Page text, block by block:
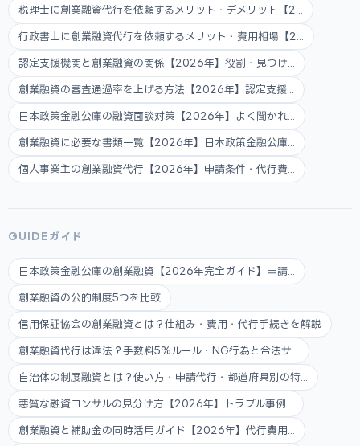
税理士に創業融資代行を依頼するメリット・デメリット【2...
行政書士に創業融資代行を依頼するメリット・費用相場【2...
認定支援機関と創業融資の関係【2026年】役割・見つけ...
創業融資の審査通過率を上げる方法【2026年】認定支援...
日本政策金融公庫の融資面談対策【2026年】よく聞かれ...
創業融資に必要な書類一覧【2026年】日本政策金融公庫...
個人事業主の創業融資代行【2026年】申請条件・代行費...
GUIDEガイド
日本政策金融公庫の創業融資【2026年完全ガイド】申請...
創業融資の公的制度5つを比較
信用保証協会の創業融資とは？仕組み・費用・代行手続きを解説
創業融資代行は違法？手数料5%ルール・NG行為と合法サ...
自治体の制度融資とは？使い方・申請代行・都道府県別の特...
悪質な融資コンサルの見分け方【2026年】トラブル事例...
創業融資と補助金の同時活用ガイド【2026年】代行費用...